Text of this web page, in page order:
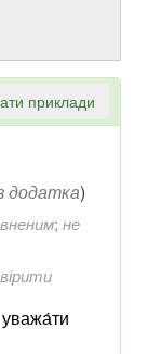
приклади
додатка)
; не
уважа́ти